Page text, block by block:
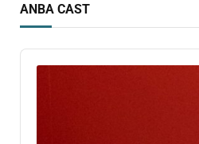
ANBA CAST
Audio
Player